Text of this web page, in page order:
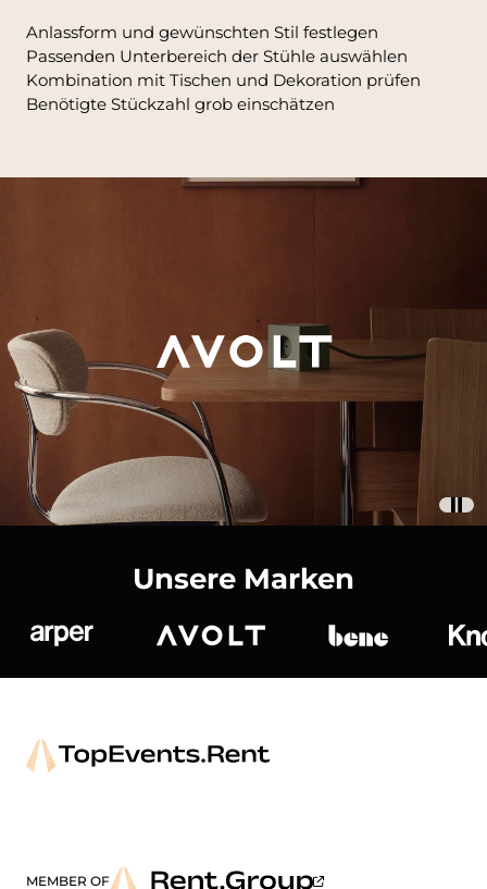
Anlassform und gewünschten Stil festlegen
Passenden Unterbereich der Stühle auswählen
Kombination mit Tischen und Dekoration prüfen
Benötigte Stückzahl grob einschätzen
Unsere Marken
MEMBER OF